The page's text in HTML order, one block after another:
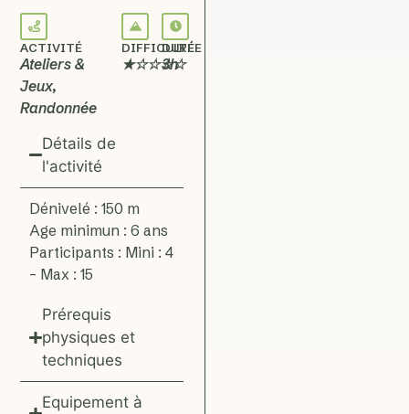
ACTIVITÉ
Ateliers &
Jeux,
Randonnée
DIFFICULTÉ
★☆☆☆☆
DURÉE
3h
Détails de
l'activité
Dénivelé : 150 m
Age minimun : 6 ans
Participants : Mini : 4
– Max : 15
Prérequis
physiques et
techniques
Equipement à